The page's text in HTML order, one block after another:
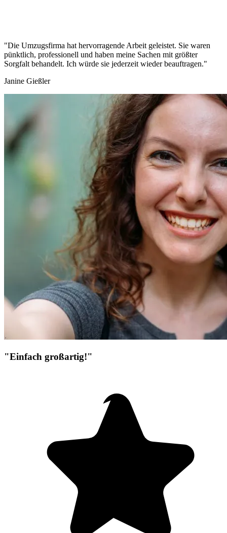
"Die Umzugsfirma hat hervorragende Arbeit geleistet. Sie waren
pünktlich, professionell und haben meine Sachen mit größter
Sorgfalt behandelt. Ich würde sie jederzeit wieder beauftragen."
Janine Gießler
"Einfach großartig!"